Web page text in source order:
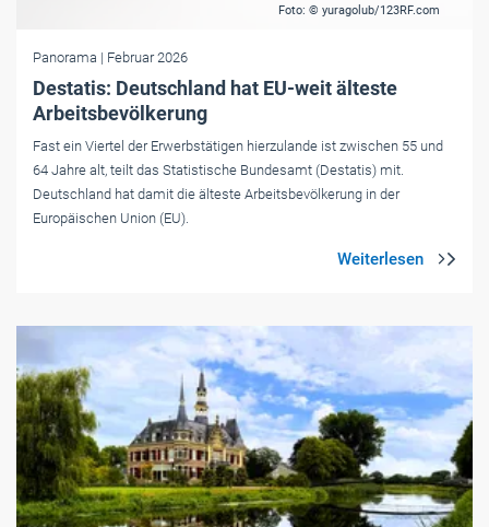
Foto: © yuragolub/123RF.com
Panorama | Februar 2026
Destatis: Deutschland hat EU-weit älteste
Arbeitsbevölkerung
Fast ein Viertel der Erwerbstätigen hierzulande ist zwischen 55 und
64 Jahre alt, teilt das Statistische Bundesamt (Destatis) mit.
Deutschland hat damit die älteste Arbeitsbevölkerung in der
Europäischen Union (EU).